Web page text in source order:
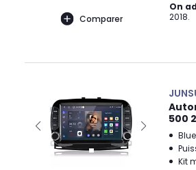
Comparer
On
2018.
500
Kit